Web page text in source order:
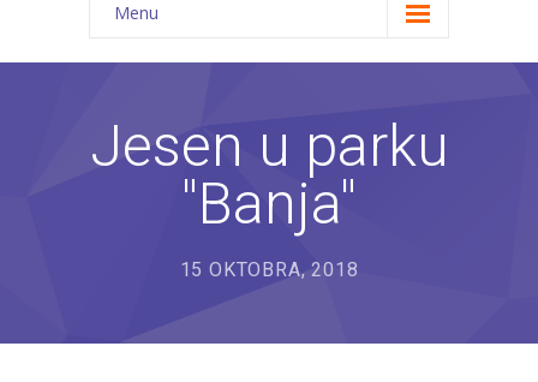
Menu
Početna
O nama
-- JU "Naše dijete"
Jesen u parku
"Banja"
15 OKTOBRA, 2018